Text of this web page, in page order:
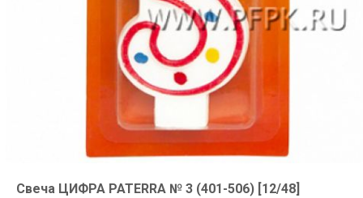
Свеча ЦИФРА PATERRA № 3 (401-506) [12/48]